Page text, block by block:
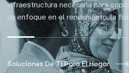
infraestructura necesaria para
un enfoque en el rendimiento, la
Soluciones De TI Para El Hogar